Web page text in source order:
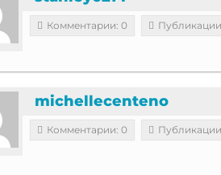
Комментарии: 0
michellecenteno
Комментарии: 0